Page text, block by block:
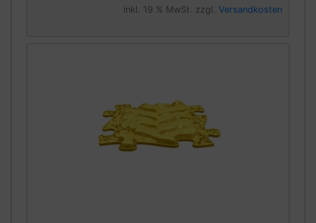
inkl. 19 % MwSt. zzgl. Versandkosten